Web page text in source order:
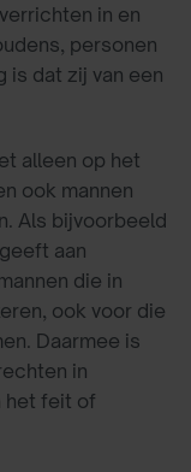
in en
personen
is dat zij van een
alleen op het
ook mannen
Als bijvoorbeeld
aan
die in
ook voor die
Daarmee is
in
het feit of